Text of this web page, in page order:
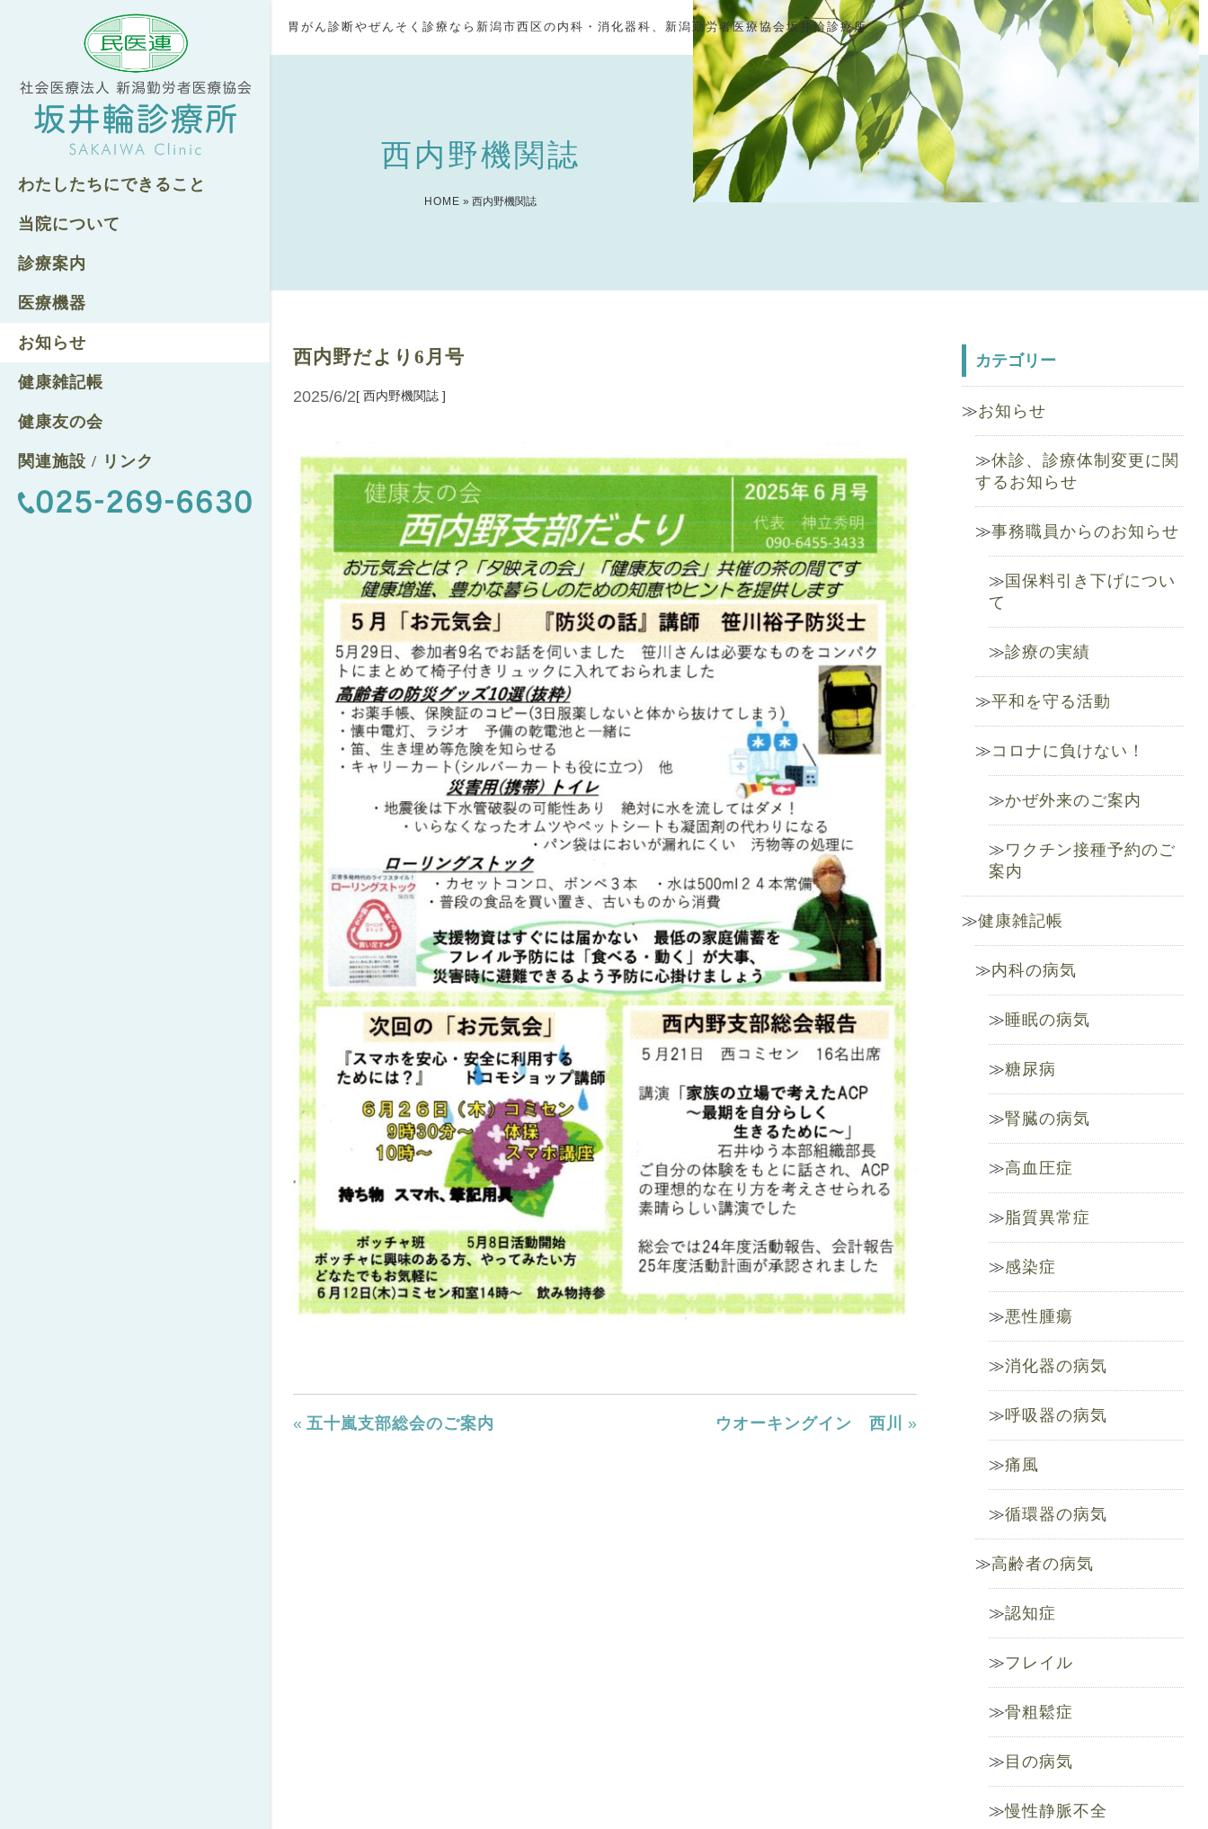
わたしたちにできること
当院について
診療案内
医療機器
お知らせ
健康雑記帳
健康友の会
関連施設 / リンク
胃がん診断やぜんそく診療なら新潟市西区の内科・消化器科、新潟勤労者医療協会坂井輪診療所
西内野機関誌
HOME » 西内野機関誌
西内野だより6月号
2025/6/2[ 西内野機関誌 ]
«五十嵐支部総会のご案内 ウオーキングイン 西川 »
カテゴリー
お知らせ
休診、診療体制変更に関
するお知らせ
事務職員からのお知らせ
国保料引き下げについ
て
診療の実績
平和を守る活動
コロナに負けない！
かぜ外来のご案内
ワクチン接種予約のご
案内
健康雑記帳
内科の病気
睡眠の病気
糖尿病
腎臓の病気
高血圧症
脂質異常症
感染症
悪性腫瘍
消化器の病気
呼吸器の病気
痛風
循環器の病気
高齢者の病気
認知症
フレイル
骨粗鬆症
目の病気
慢性静脈不全